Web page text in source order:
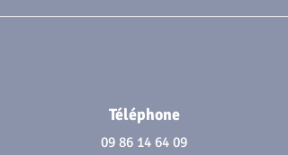
Téléphone
09 86 14 64 09